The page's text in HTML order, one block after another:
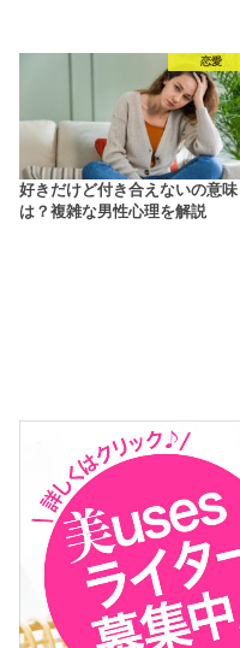
恋愛
好きだけど付き合えないの意味
は？複雑な男性心理を解説